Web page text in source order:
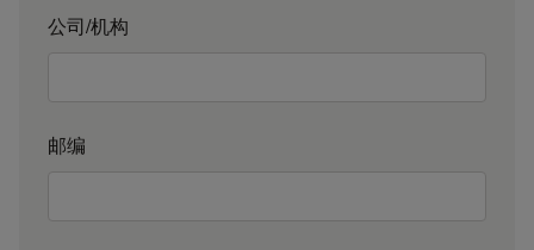
公司/机构
邮编